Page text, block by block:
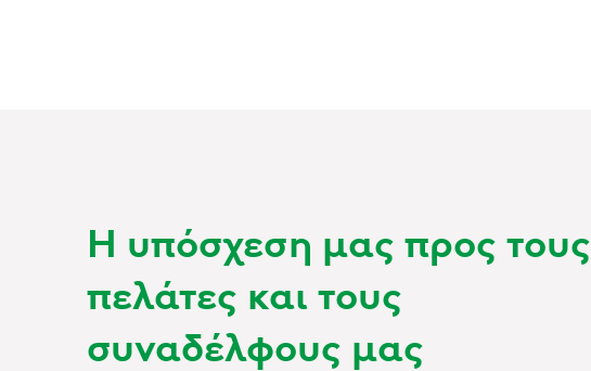
Η υπόσχεση μας προς τους
πελάτες και τους
συναδέλφους μας